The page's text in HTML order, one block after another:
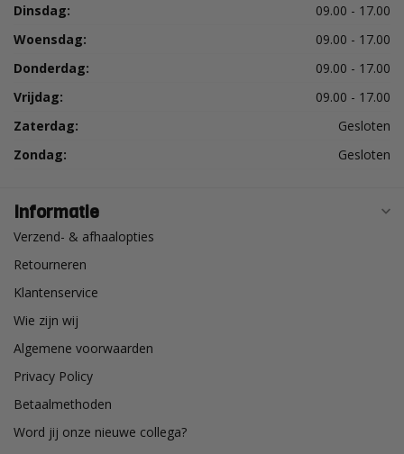
Dinsdag:
09.00 - 17.00
Woensdag:
09.00 - 17.00
Donderdag:
09.00 - 17.00
Vrijdag:
09.00 - 17.00
Zaterdag:
Gesloten
Zondag:
Gesloten
Informatie
Verzend- & afhaalopties
Retourneren
Klantenservice
Wie zijn wij
Algemene voorwaarden
Privacy Policy
Betaalmethoden
Word jij onze nieuwe collega?